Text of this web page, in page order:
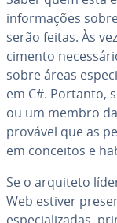
in­for­ma­ções
serão feitas. Às
ci­mento
sobre áreas
em C#. Portanto,
ou um membro
provável que as
em conceitos e
Se o arquiteto
Web estiver